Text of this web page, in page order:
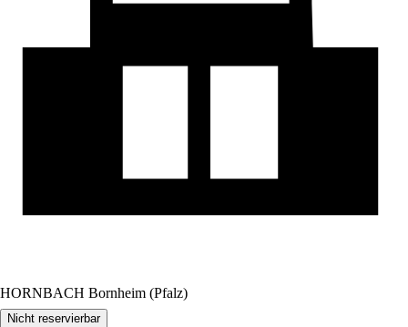
HORNBACH Bornheim (Pfalz)
Nicht reservierbar